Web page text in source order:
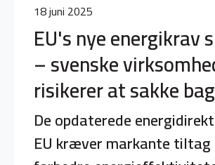
18 juni 2025
EU's nye energikrav
– svenske
risikerer at sakke
De opdaterede
EU kræver markante